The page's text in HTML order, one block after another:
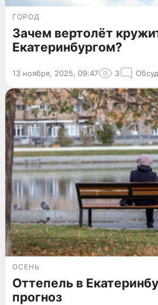
ГОРОД
Зачем вертолёт
Екатеринбургом?
13 ноября, 2025, 09:47 3
ОСЕНЬ
Оттепель в
прогноз